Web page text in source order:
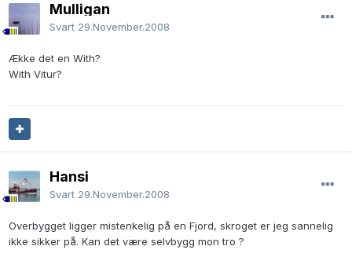
Mulligan
Svart 29.November.2008
Ække det en With?
With Vitur?
Hansi
Svart 29.November.2008
Overbygget ligger mistenkelig på en Fjord, skroget er jeg sannelig
ikke sikker på. Kan det være selvbygg mon tro ?